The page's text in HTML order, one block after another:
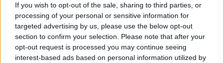
If you wish to opt-out of the sale, sharing to third parties, or
processing of your personal or sensitive information for
targeted advertising by us, please use the below opt-out
section to confirm your selection. Please note that after your
opt-out request is processed you may continue seeing
interest-based ads based on personal information utilized by
03.06.2019, 14:32
Πούλησαν τη Μακεδονία.Υποθήκευσαν τη
χώρα.Διέλυσαν τα πανεπιστήμια,τα νοσοκομεία,την
δικαιοσύνη,την αστυνομία KAI την αυτοδιοίκηση.
ΑΠΑΝΤΗΣΗ